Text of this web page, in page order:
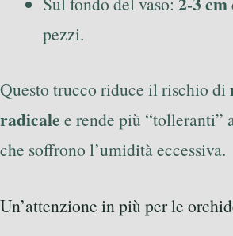
pezzi.
Questo trucco riduce il rischio di
radicale e rende più “tolleranti”
che soffrono l’umidità eccessiva.
Un’attenzione in più per le